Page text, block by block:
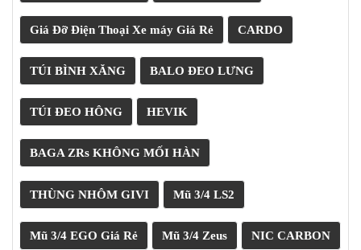
ĐỒ
CHƠI
XE
PHỤ
KIỆN
XSR
155
ÁO
MƯA
GIVI
GĂNG
TAY
MOTO
Giá Đỡ Điện Thoại Xe máy Giá Rẻ CARDO
TÚI BÌNH XĂNG BALO ĐEO LƯNG
TÚI ĐEO HÔNG HEVIK
BAGA ZRs KHÔNG MỐI HÀN
THÙNG NHÔM GIVI Mũ 3/4 LS2
Mũ 3/4 EGO Giá Rẻ Mũ 3/4 Zeus NIC CARBON